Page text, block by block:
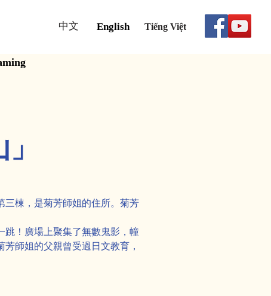
中文 English Tiếng Việt
棟，是菊芳師姐的住所。菊芳
！廣場上聚集了無數鬼影，幢
師姐的父親曾受過日文教育，